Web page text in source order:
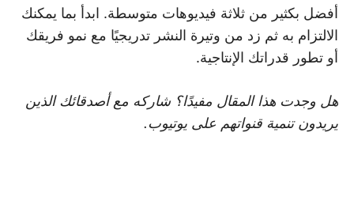
أفضل بكثير من ثلاثة فيديوهات متوسطة. ابدأ بما يمكنك
الالتزام به ثم زد من وتيرة النشر تدريجيًا مع نمو فريقك
أو تطور قدراتك الإنتاجية.
هل وجدت هذا المقال مفيدًا؟ شاركه مع أصدقائك الذين
يريدون تنمية قنواتهم على يوتيوب.